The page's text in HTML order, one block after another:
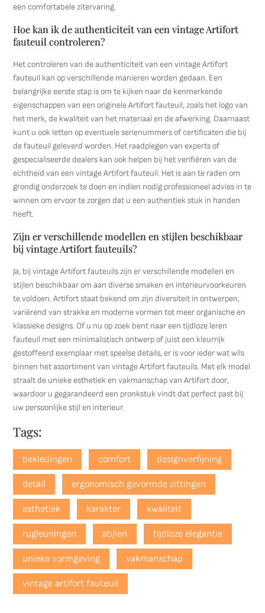
een comfortabele zitervaring.
Hoe kan ik de authenticiteit van een vintage Artifort
fauteuil controleren?
Het controleren van de authenticiteit van een vintage Artifort
fauteuil kan op verschillende manieren worden gedaan. Een
belangrijke eerste stap is om te kijken naar de kenmerkende
eigenschappen van een originele Artifort fauteuil, zoals het logo van
het merk, de kwaliteit van het materiaal en de afwerking. Daarnaast
kunt u ook letten op eventuele serienummers of certificaten die bij
de fauteuil geleverd worden. Het raadplegen van experts of
gespecialiseerde dealers kan ook helpen bij het verifiëren van de
echtheid van een vintage Artifort fauteuil. Het is aan te raden om
grondig onderzoek te doen en indien nodig professioneel advies in te
winnen om ervoor te zorgen dat u een authentiek stuk in handen
heeft.
Zijn er verschillende modellen en stijlen beschikbaar
bij vintage Artifort fauteuils?
Ja, bij vintage Artifort fauteuils zijn er verschillende modellen en
stijlen beschikbaar om aan diverse smaken en interieurvoorkeuren
te voldoen. Artifort staat bekend om zijn diversiteit in ontwerpen,
variërend van strakke en moderne vormen tot meer organische en
klassieke designs. Of u nu op zoek bent naar een tijdloze leren
fauteuil met een minimalistisch ontwerp of juist een kleurrijk
gestoffeerd exemplaar met speelse details, er is voor ieder wat wils
binnen het assortiment van vintage Artifort fauteuils. Met elk model
straalt de unieke esthetiek en vakmanschap van Artifort door,
waardoor u gegarandeerd een pronkstuk vindt dat perfect past bij
uw persoonlijke stijl en interieur.
Tags:
bekledingen comfort designverfijning
detail ergonomisch gevormde zittingen
esthetiek karakter kwaliteit
rugleuningen stijlen tijdloze elegantie
unieke vormgeving vakmanschap
vintage artifort fauteuil